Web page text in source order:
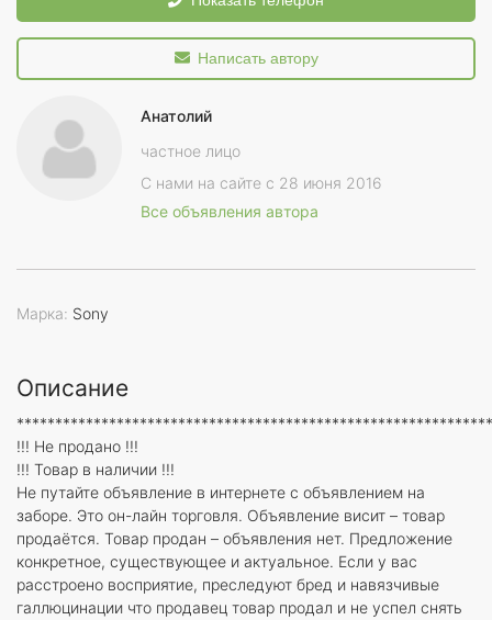
Написать автору
Анатолий
частное лицо
С нами на сайте с 28 июня 2016
Все объявления автора
Марка: Sony
Описание
!!! Не продано !!!
!!! Товар в наличии !!!
Не путайте объявление в интернете с объявлением на
заборе. Это он-лайн торговля. Объявление висит – товар
продаётся. Товар продан – объявления нет. Предложение
конкретное, существующее и актуальное. Если у вас
расстроено восприятие, преследуют бред и навязчивые
галлюцинации что продавец товар продал и не успел снять